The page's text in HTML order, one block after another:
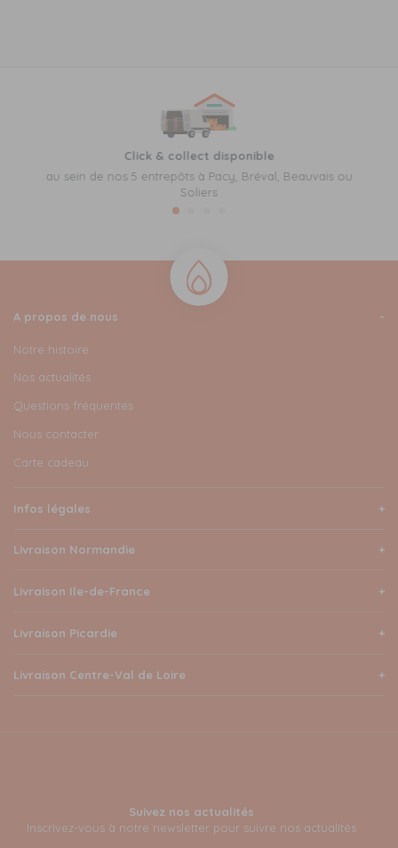
Click & collect disponible
au sein de nos 5 entrepôts à Pacy, Bréval, Beauvais ou
Soliers
A propos de nous
Notre histoire
Nos actualités
Questions fréquentes
Nous contacter
Carte cadeau
Infos légales
Livraison Normandie
Livraison Ile-de-France
Livraison Picardie
Livraison Centre-Val de Loire
Suivez nos actualités
Inscrivez-vous à notre newsletter pour suivre nos actualités